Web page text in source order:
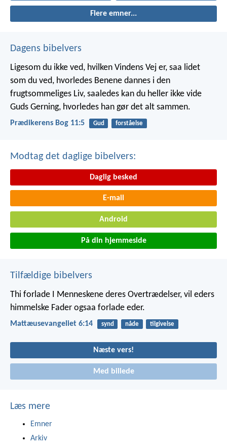
Flere emner...
Dagens bibelvers
Ligesom du ikke ved, hvilken Vindens Vej er, saa lidet
som du ved, hvorledes Benene dannes i den
frugtsommeliges Liv, saaledes kan du heller ikke vide
Guds Gerning, hvorledes han gør det alt sammen.
Prædikerens Bog 11:5 Gud forståelse
Modtag det daglige bibelvers:
Daglig besked
E-mail
Android
På din hjemmeside
Tilfældige bibelvers
Thi forlade I Menneskene deres Overtrædelser, vil eders
himmelske Fader ogsaa forlade eder.
Mattæusevangeliet 6:14 synd nåde tilgivelse
Næste vers!
Med billede
Læs mere
Emner
Arkiv